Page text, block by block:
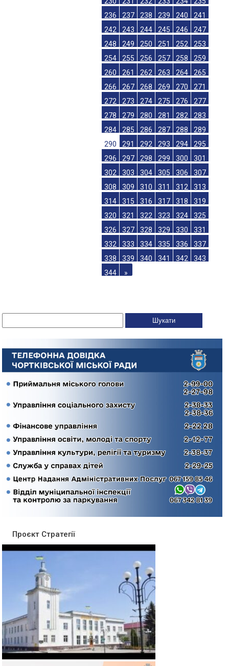
236
237 238 239 240
241
242
243 244 245 246
247
248
249 250 251 252
253
254
255 256 257 258
259
260
261 262 263 264
265
266
267 268 269 270
271
272
273 274 275 276
277
278
279 280 281 282
283
284
285 286 287 288
289
290
291 292 293 294
295
296
297 298 299 300
301
302
303 304 305 306
307
308
309 310 311 312
313
314
315 316 317 318
319
320
321 322 323 324
325
326
327 328 329 330
331
332
333 334 335 336
337
338
339 340 341 342
343
344
»
Проєкт Стратегії